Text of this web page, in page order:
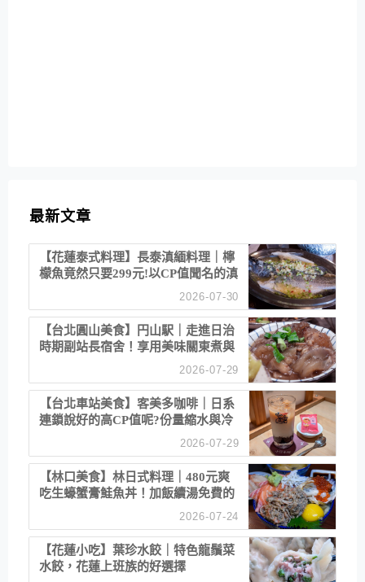
最新文章
【花蓮泰式料理】長泰滇緬料理｜檸
檬魚竟然只要299元!以CP值聞名的滇
2026-07-30
【台北圓山美食】円山駅｜走進日治
時期副站長宿舍！享用美味關東煮與
2026-07-29
【台北車站美食】客美多咖啡｜日系
連鎖說好的高CP值呢?份量縮水與冷
2026-07-29
【林口美食】林日式料理｜480元爽
吃生蠔蟹膏鮭魚丼！加飯續湯免費的
2026-07-24
【花蓮小吃】葉珍水餃｜特色龍鬚菜
水餃，花蓮上班族的好選擇